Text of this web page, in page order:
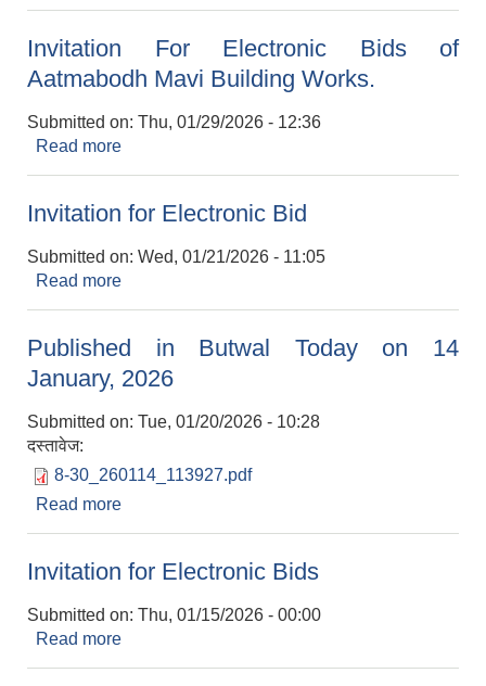
Invitation For Electronic Bids of
Aatmabodh Mavi Building Works.
Submitted on: Thu, 01/29/2026 - 12:36
Read more
Invitation for Electronic Bid
Submitted on: Wed, 01/21/2026 - 11:05
Read more
Published in Butwal Today on 14
January, 2026
Submitted on: Tue, 01/20/2026 - 10:28
दस्तावेज:
8-30_260114_113927.pdf
Read more
Invitation for Electronic Bids
Submitted on: Thu, 01/15/2026 - 00:00
Read more